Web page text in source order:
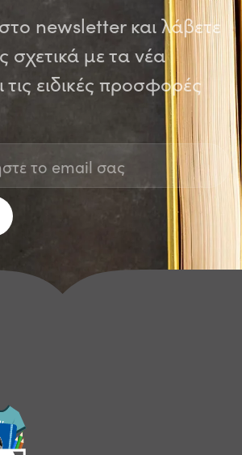
newsletter και λάβετε
σχετικά με τα νέα
τις ειδικές προσφορές